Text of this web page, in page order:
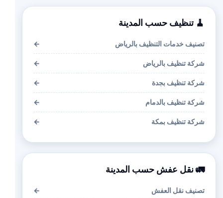
🧹 تنظيف حسب المدينة
تصنيف خدمات التنظيف بالرياض ←
شركة تنظيف بالرياض ←
شركة تنظيف بجدة ←
شركة تنظيف بالدمام ←
شركة تنظيف بمكة ←
🚛 نقل عفش حسب المدينة
تصنيف نقل العفش ←